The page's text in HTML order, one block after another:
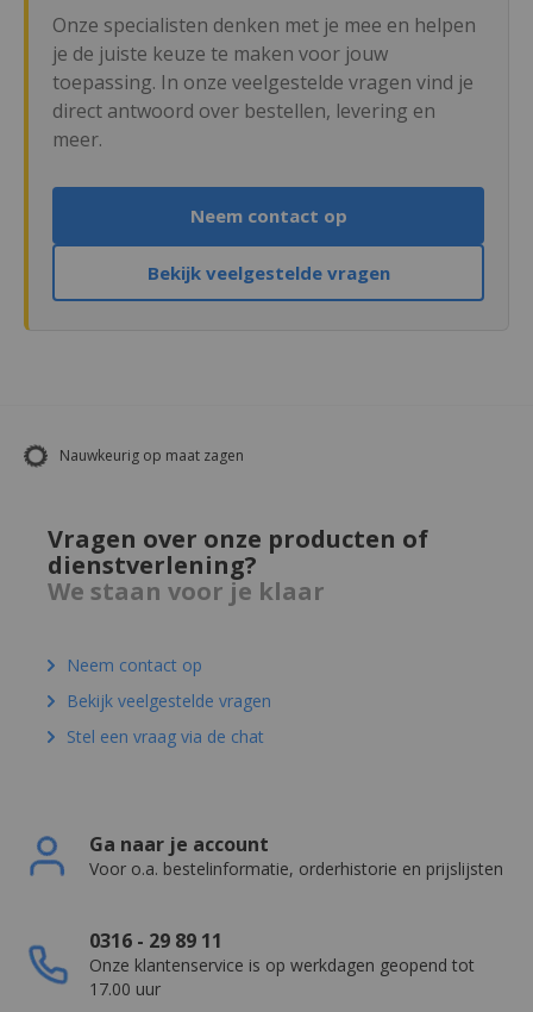
Onze specialisten denken met je mee en helpen
je de juiste keuze te maken voor jouw
toepassing. In onze veelgestelde vragen vind je
direct antwoord over bestellen, levering en
meer.
Neem contact op
Bekijk veelgestelde vragen
Nauwkeurig op maat zagen
Vragen over onze producten of
dienstverlening?
We staan voor je klaar
Neem contact op
Bekijk veelgestelde vragen
Stel een vraag via de chat
Ga naar je account
Voor o.a. bestelinformatie, orderhistorie en prijslijsten
0316 - 29 89 11
Onze klantenservice is op werkdagen geopend tot
17.00 uur